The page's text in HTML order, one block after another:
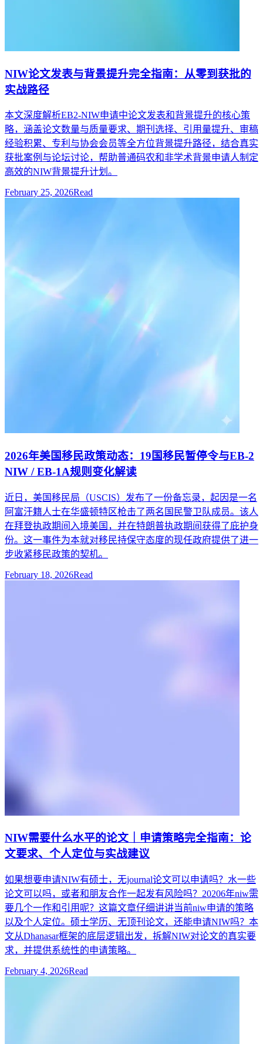
NIW论文发表与背景提升完全指南：从零到获批的
实战路径
本文深度解析EB2-NIW申请中论文发表和背景提升的核心策
略，涵盖论文数量与质量要求、期刊选择、引用量提升、审稿
经验积累、专利与协会会员等全方位背景提升路径，结合真实
获批案例与论坛讨论，帮助普通码农和非学术背景申请人制定
高效的NIW背景提升计划。
February 25, 2026Read
2026年美国移民政策动态：19国移民暂停令与EB-2
NIW / EB-1A规则变化解读
近日，美国移民局（USCIS）发布了一份备忘录，起因是一名
阿富汗籍人士在华盛顿特区枪击了两名国民警卫队成员。该人
在拜登执政期间入境美国，并在特朗普执政期间获得了庇护身
份。这一事件为本就对移民持保守态度的现任政府提供了进一
步收紧移民政策的契机。
February 18, 2026Read
NIW需要什么水平的论文｜申请策略完全指南：论
文要求、个人定位与实战建议
如果想要申请NIW有硕士，无journal论文可以申请吗？水一些
论文可以吗，或者和朋友合作一起发有风险吗？20206年niw需
要几个一作和引用呢？这篇文章仔细讲讲当前niw申请的策略
以及个人定位。硕士学历、无顶刊论文，还能申请NIW吗？本
文从Dhanasar框架的底层逻辑出发，拆解NIW对论文的真实要
求，并提供系统性的申请策略。
February 4, 2026Read